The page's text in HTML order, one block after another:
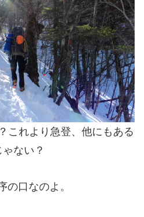
これより急登、他にもある
ゃない？
の口なのよ。